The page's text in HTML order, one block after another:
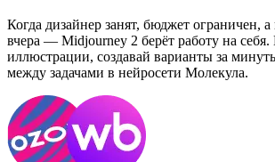
Когда дизайнер занят, бюджет ограничен,
вчера — Midjourney 2 берёт работу на себя.
иллюстрации, создавай варианты за
между задачами в нейросети Молекула.